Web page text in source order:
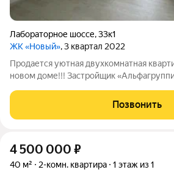
Лабораторное шоссе,33к1
ЖК «Новый», 3 квартал 2022
Продается уютная двухкомнатная
новом доме!!! Застройщик
кв.м ( изолированная комната 15 кв.м. с
утепленную лоджию). Кухня разделена
Позвонить
4 500 000 ₽
40 м² 2-комн. квартира 1 этаж из 1